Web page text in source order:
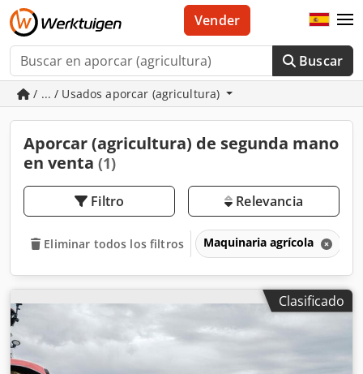
Buscar
Vender
/ ... / Usados aporcar (agricultura)
Aporcar (agricultura) de segunda mano
en venta (1)
Filtro Relevancia
Eliminar todos los filtros Maquinaria agrícola
Clasificado